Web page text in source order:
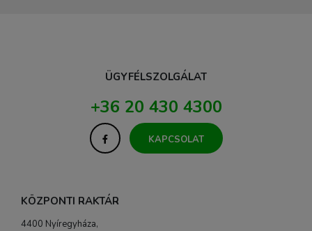
ÜGYFÉLSZOLGÁLAT
+36 20 430 4300
KAPCSOLAT
KÖZPONTI RAKTÁR
4400 Nyíregyháza,